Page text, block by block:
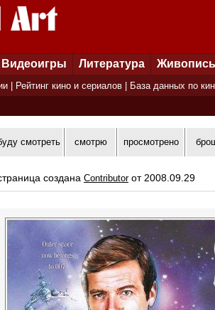
Видеоигры Литература Живопись
Рейтинг кино и сериалов База данных по
смотреть смотрю просмотрено
создана Contributorот 2008.09.29